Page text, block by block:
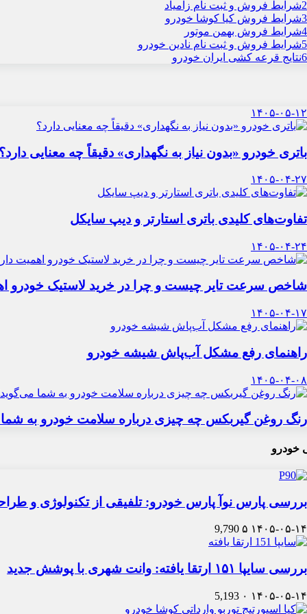
2شرایط فروش و ثبت نام زامیاد
3شرایط فروش کیا کوشا خودرو
4شرایط فروش بهمن موتور
5شرایط فروش و ثبت نام نادین خودرو
6نتایج قرعه کشی ایران خودرو
۱۴۰۵-۰۵-۱۲
باتری خودرو «بدون نیاز به نگهداری» دقیقاً چه معنایی دارد؟
۱۴۰۵-۰۴-۲۷
تفاوت‌های کلیدی باتری استارتر و دیپ سایکل
۱۴۰۵-۰۴-۲۴
شاخص سرعت تایر چیست و چرا در خرید لاستیک خودرو
۱۴۰۵-۰۴-۱۷
راهنمای رفع مشکل آب‌پاش شیشه خودرو
۱۴۰۵-۰۴-۰۸
رنگ روغن گیربکس چه چیزی درباره سلامت خودرو به
خودرو
بررسی پارس نوآ پارس خودرو: تلفیقی از تکنولوژی و
۱۴۰۵-۰۵-۱۴ ۵ 9,790
بررسی سایپا ۱۵۱ ارتقا یافته: وانت شهری با پوشش جدید
۱۴۰۵-۰۵-۱۴ ۰ 5,193